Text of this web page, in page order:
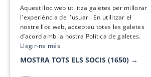
Aquest lloc web utilitza galetes per millorar
l'experiència de l'usuari. En utilitzar el
nostre lloc web, accepteu totes les galetes
d’acord amb la nostra Política de galetes.
Llegir-ne més
MOSTRA TOTS ELS SOCIS (1650) →